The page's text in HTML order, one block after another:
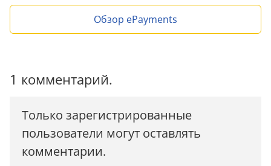
Обзор ePayments
1 комментарий.
Только зарегистрированные
пользователи могут оставлять
комментарии.